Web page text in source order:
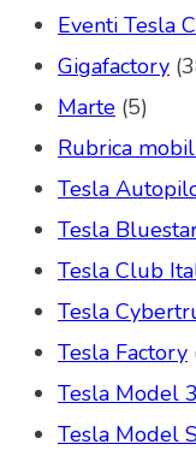
Eventi Tesla
Gigafactory
Marte (5)
Rubrica
Tesla
Tesla
Tesla Club
Tesla
Tesla Factory
Tesla Model 3
Tesla Model